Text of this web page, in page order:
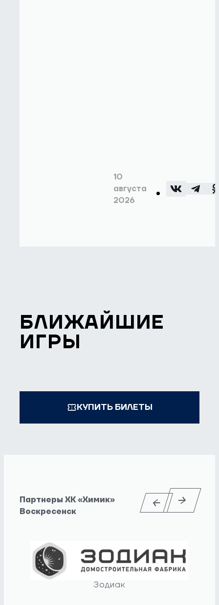
10
августа
2026
БЛИЖАЙШИЕ
ИГРЫ
КУПИТЬ БИЛЕТЫ
Партнеры ХК «Химик»
Воскресенск
Зодиак